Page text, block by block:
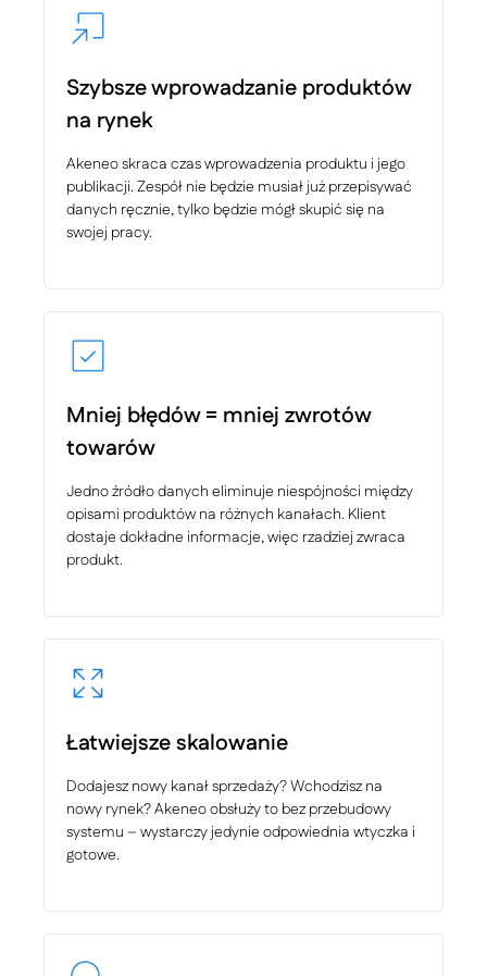
Szybsze wprowadzanie produktów
na rynek
Akeneo skraca czas wprowadzenia produktu i jego
publikacji. Zespół nie będzie musiał już przepisywać
danych ręcznie, tylko będzie mógł skupić się na
swojej pracy.
Mniej błędów = mniej zwrotów
towarów
Jedno źródło danych eliminuje niespójności między
opisami produktów na różnych kanałach. Klient
dostaje dokładne informacje, więc rzadziej zwraca
produkt.
Łatwiejsze skalowanie
Dodajesz nowy kanał sprzedaży? Wchodzisz na
nowy rynek? Akeneo obsłuży to bez przebudowy
systemu – wystarczy jedynie odpowiednia wtyczka i
gotowe.